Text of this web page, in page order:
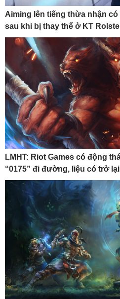
Aiming lên tiếng thừa nhận
sau khi bị thay thế ở KT
LMHT: Riot Games có động
“0175” đi đường, liệu có trở